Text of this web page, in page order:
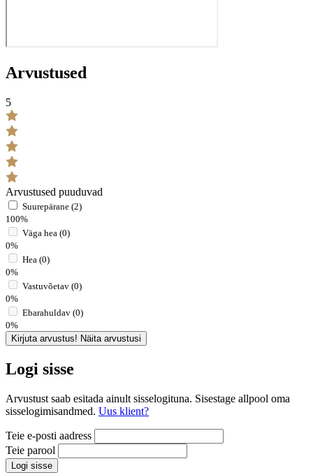
Arvustused
5
Arvustused puuduvad
Suurepärane (2)
100%
Väga hea (0)
0%
Hea (0)
0%
Vastuvõetav (0)
0%
Ebarahuldav (0)
0%
Kirjuta arvustus! Näita arvustusi
Logi sisse
Arvustust saab esitada ainult sisselogituna. Sisestage allpool oma
sisselogimisandmed. Uus klient?
Teie e-posti aadress
Teie parool
Logi sisse